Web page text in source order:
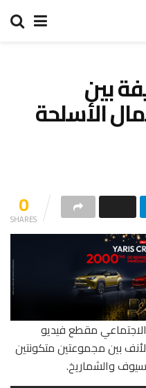
بين
الأسلحة
0
SHARES
مقطع فيديو
بين مجموعتين متكونتين
والشماريخ.